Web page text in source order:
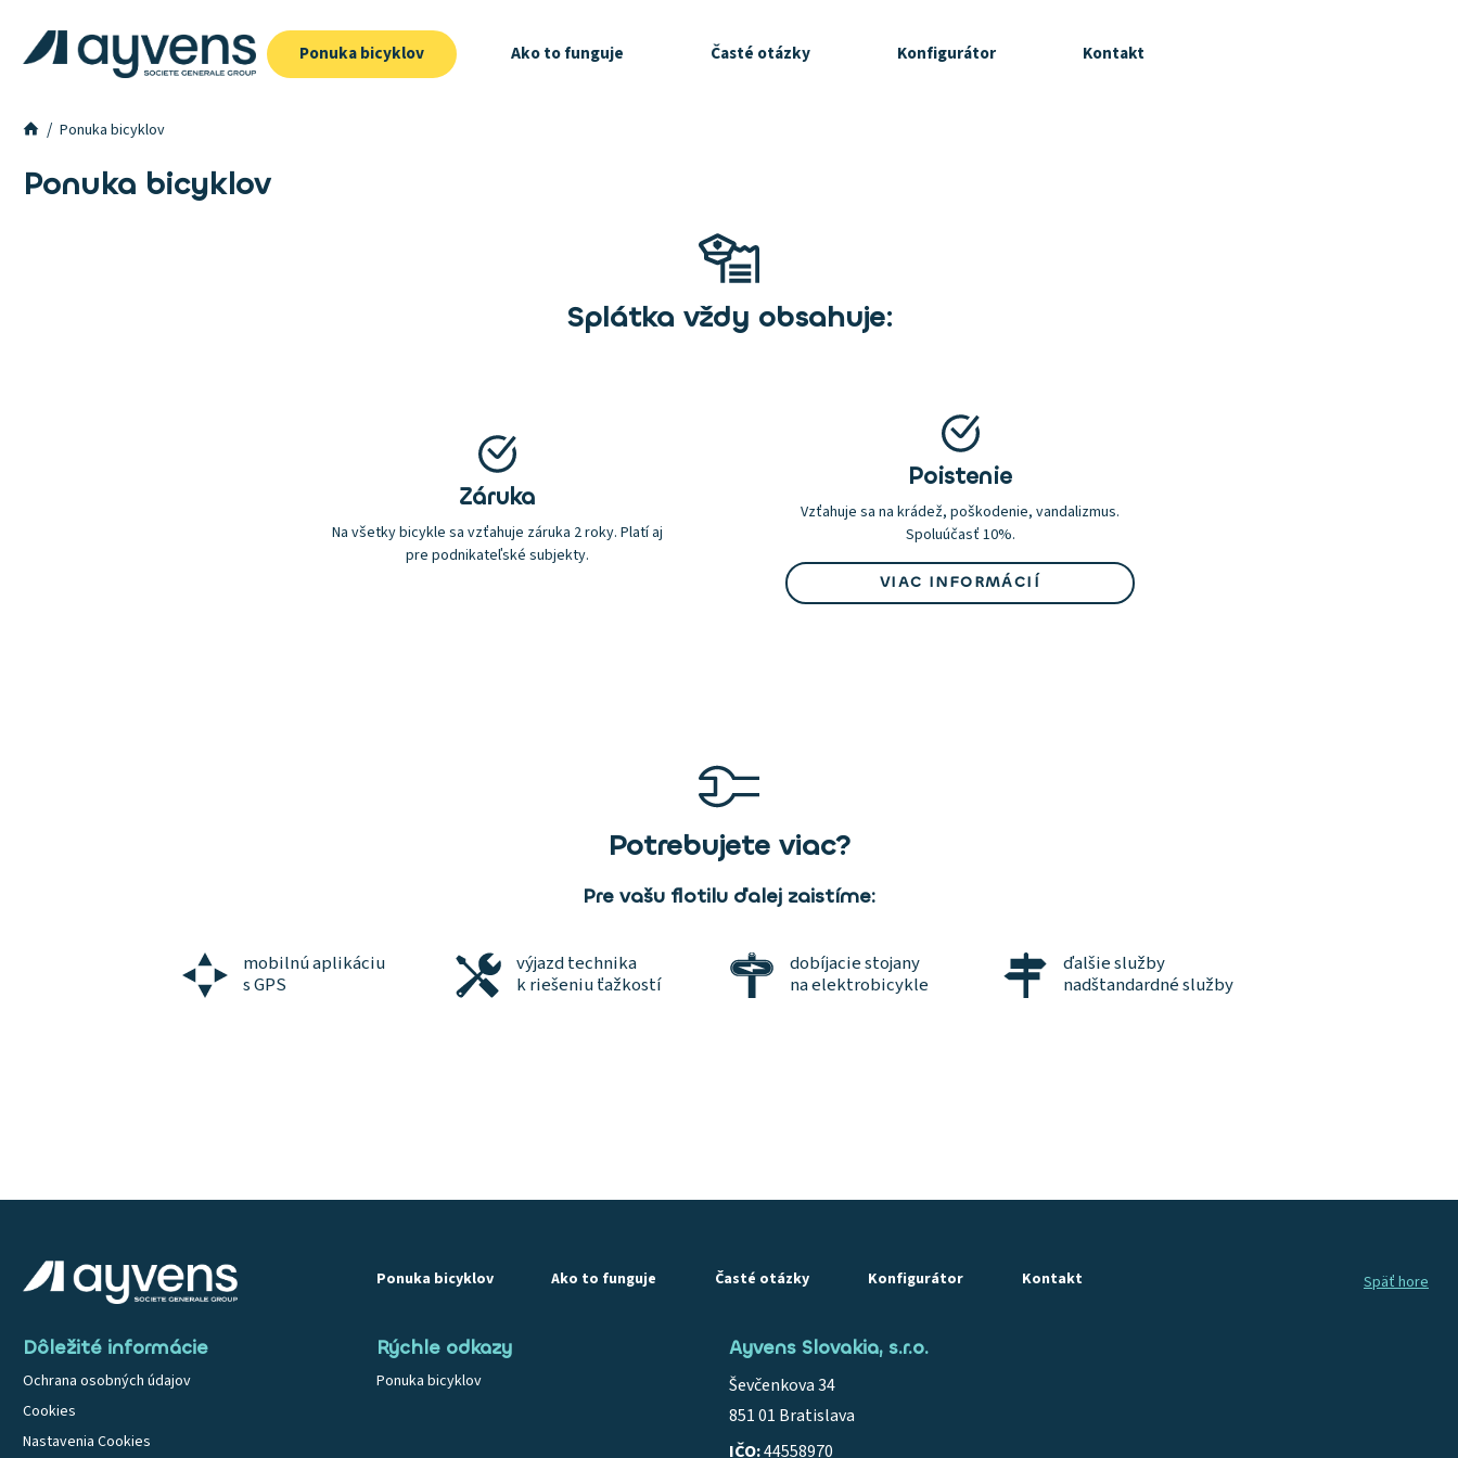
Ponuka bicyklov Ako to funguje Časté otázky Konfigurátor Kontakt
Ponuka bicyklov
Ponuka bicyklov
Splátka vždy obsahuje:
Záruka
Na všetky bicykle sa vzťahuje záruka 2 roky. Platí aj
pre podnikateľské subjekty.
Poistenie
Vzťahuje sa na krádež, poškodenie, vandalizmus.
Spoluúčasť 10%.
VIAC INFORMÁCIÍ
Potrebujete viac?
Pre vašu flotilu ďalej zaistíme:
mobilnú aplikáciu
s GPS
výjazd technika
k riešeniu ťažkostí
dobíjacie stojany
na elektrobicykle
ďalšie služby
nadštandardné služby
Ponuka bicyklov Ako to funguje Časté otázky Konfigurátor Kontakt Späť hore
Dôležité informácie
Ochrana osobných údajov
Cookies
Nastavenia Cookies
Rýchle odkazy
Ponuka bicyklov
Ayvens Slovakia, s.r.o.
Ševčenkova 34
851 01 Bratislava
IČO:44558970